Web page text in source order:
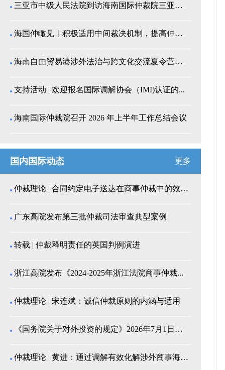
三亚市中级人民法院到访海南国际仲裁院三亚分院座谈交...
海国仲瞰见丨积极适用中间裁决机制，提高仲裁公信力
海南自由贸易港涉外法治与跨文化交流夏令营师生来我院...
支持活动 | 欢迎报名国际调解协会（IMI)认证的...
海南国际仲裁院召开 2026 年上半年工作总结会议
国内国际动态 更多
仲裁理论 | 合同约定电子送达在商事仲裁中的效力认...
广东高院发布第三批仲裁司法审查典型案例
转载 | 仲裁释明责任的英国判例演进
浙江高院发布《2024-2025年浙江法院商事仲裁...
仲裁理论 | 宋连斌：诚信仲裁原则的内涵与适用
《国务院关于对外投资的规定》2026年7月1日起施...
仲裁理论 | 黄进：通过调解有效化解涉外商事海事纠...